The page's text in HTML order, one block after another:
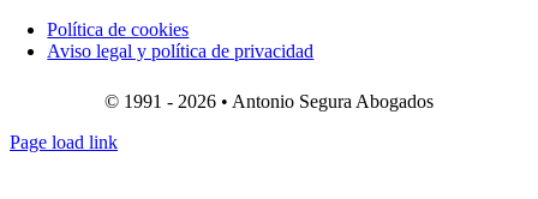
Política de cookies
Aviso legal y política de privacidad
© 1991 - 2026 • Antonio Segura Abogados
Page load link